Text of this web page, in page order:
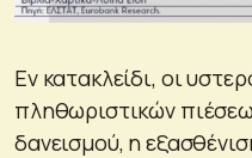
Εν κατακλείδι, οι
πληθωριστικών
δανεισμού, η